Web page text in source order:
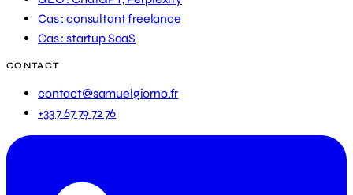
Cas : consultant freelance
Cas : startup SaaS
CONTACT
contact@samuelgiorno.fr
+33 7 67 79 72 76